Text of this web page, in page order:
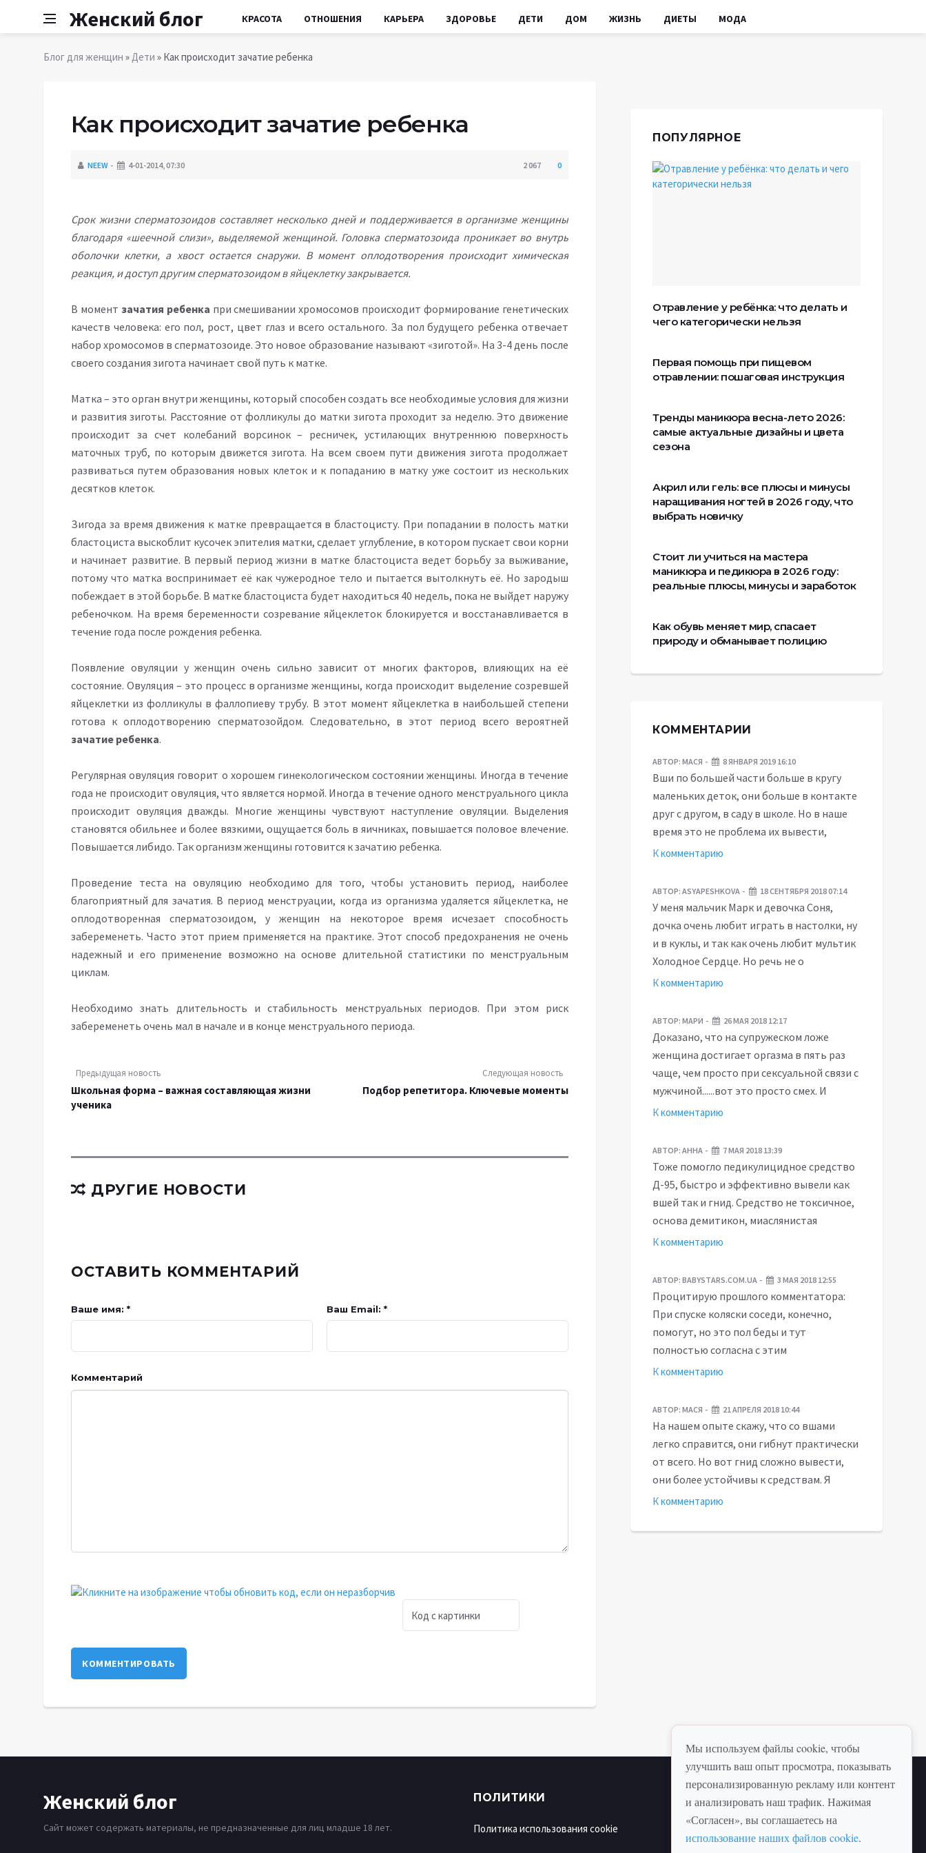
Женский блог КРАСОТА ОТНОШЕНИЯ КАРЬЕРА ЗДОРОВЬЕ ДЕТИ ДОМ ЖИЗНЬ ДИЕТЫ МОДА
Блог для женщин »Дети » Как происходит зачатие ребенка
Как происходит зачатие ребенка
NEEW 4-01-2014, 07:30 2 067 0
Срок жизни сперматозоидов составляет несколько дней и поддерживается в организме женщины
благодаря «шеечной слизи», выделяемой женщиной. Головка сперматозоида проникает во внутрь
оболочки клетки, а хвост остается снаружи. В момент оплодотворения происходит химическая
реакция, и доступ другим сперматозоидом в яйцеклетку закрывается.
В момент зачатия ребенка при смешивании хромосомов происходит формирование генетических
качеств человека: его пол, рост, цвет глаз и всего остального. За пол будущего ребенка отвечает
набор хромосомов в сперматозоиде. Это новое образование называют «зиготой». На 3-4 день после
своего создания зигота начинает свой путь к матке.
Матка – это орган внутри женщины, который способен создать все необходимые условия для жизни
и развития зиготы. Расстояние от фолликулы до матки зигота проходит за неделю. Это движение
происходит за счет колебаний ворсинок – ресничек, устилающих внутреннюю поверхность
маточных труб, по которым движется зигота. На всем своем пути движения зигота продолжает
развиваться путем образования новых клеток и к попаданию в матку уже состоит из нескольких
десятков клеток.
Зигода за время движения к матке превращается в бластоцисту. При попадании в полость матки
бластоциста выскоблит кусочек эпителия матки, сделает углубление, в котором пускает свои корни
и начинает развитие. В первый период жизни в матке бластоциста ведет борьбу за выживание,
потому что матка воспринимает её как чужеродное тело и пытается вытолкнуть её. Но зародыш
побеждает в этой борьбе. В матке бластоциста будет находиться 40 недель, пока не выйдет наружу
ребеночком. На время беременности созревание яйцеклеток блокируется и восстанавливается в
течение года после рождения ребенка.
Появление овуляции у женщин очень сильно зависит от многих факторов, влияющих на её
состояние. Овуляция – это процесс в организме женщины, когда происходит выделение созревшей
яйцеклетки из фолликулы в фаллопиеву трубу. В этот момент яйцеклетка в наибольшей степени
готова к оплодотворению сперматозойдом. Следовательно, в этот период всего вероятней
зачатие ребенка.
Регулярная овуляция говорит о хорошем гинекологическом состоянии женщины. Иногда в течение
года не происходит овуляция, что является нормой. Иногда в течение одного менструального цикла
происходит овуляция дважды. Многие женщины чувствуют наступление овуляции. Выделения
становятся обильнее и более вязкими, ощущается боль в яичниках, повышается половое влечение.
Повышается либидо. Так организм женщины готовится к зачатию ребенка.
Проведение теста на овуляцию необходимо для того, чтобы установить период, наиболее
благоприятный для зачатия. В период менструации, когда из организма удаляется яйцеклетка, не
оплодотворенная сперматозоидом, у женщин на некоторое время исчезает способность
забеременеть. Часто этот прием применяется на практике. Этот способ предохранения не очень
надежный и его применение возможно на основе длительной статистики по менструальным
циклам.
Необходимо знать длительность и стабильность менструальных периодов. При этом риск
забеременеть очень мал в начале и в конце менструального периода.
Предыдущая новость
Школьная форма – важная составляющая жизни
ученика
Следующая новость
Подбор репетитора. Ключевые моменты
ДРУГИЕ НОВОСТИ
ОСТАВИТЬ КОММЕНТАРИЙ
Ваше имя: * Ваш Email: *
Комментарий
КОММЕНТИРОВАТЬ
ПОПУЛЯРНОЕ
Отравление у ребёнка: что делать и
чего категорически нельзя
Первая помощь при пищевом
отравлении: пошаговая инструкция
Тренды маникюра весна-лето 2026:
самые актуальные дизайны и цвета
сезона
Акрил или гель: все плюсы и минусы
наращивания ногтей в 2026 году, что
выбрать новичку
Стоит ли учиться на мастера
маникюра и педикюра в 2026 году:
реальные плюсы, минусы и заработок
Как обувь меняет мир, спасает
природу и обманывает полицию
КОММЕНТАРИИ
АВТОР: МАСЯ 8 ЯНВАРЯ 2019 16:10
Вши по большей части больше в кругу
маленьких деток, они больше в контакте
друг с другом, в саду в школе. Но в наше
время это не проблема их вывести,
К комментарию
АВТОР: ASYAPESHKOVA 18 СЕНТЯБРЯ 2018 07:14
У меня мальчик Марк и девочка Соня,
дочка очень любит играть в настолки, ну
и в куклы, и так как очень любит мультик
Холодное Сердце. Но речь не о
К комментарию
АВТОР: МАРИ 26 МАЯ 2018 12:17
Доказано, что на супружеском ложе
женщина достигает оргазма в пять раз
чаще, чем просто при сексуальной связи с
мужчиной......вот это просто смех. И
К комментарию
АВТОР: АННА 7 МАЯ 2018 13:39
Тоже помогло педикулицидное средство
Д-95, быстро и эффективно вывели как
вшей так и гнид. Средство не токсичное,
основа демитикон, миаслянистая
К комментарию
АВТОР: BABYSTARS.COM.UA 3 МАЯ 2018 12:55
Процитирую прошлого комментатора:
При спуске коляски соседи, конечно,
помогут, но это пол беды и тут
полностью согласна с этим
К комментарию
АВТОР: МАСЯ 21 АПРЕЛЯ 2018 10:44
На нашем опыте скажу, что со вшами
легко справится, они гибнут практически
от всего. Но вот гнид сложно вывести,
они более устойчивы к средствам. Я
К комментарию
Женский блог
Сайт может содержать материалы, не предназначенные для лиц младше 18 лет.
ПОЛИТИКИ
Политика использования cookie
НАВИГАЦИЯ
Главная
Мы используем файлы cookie, чтобы
улучшить ваш опыт просмотра, показывать
персонализированную рекламу или контент
и анализировать наш трафик. Нажимая
«Согласен», вы соглашаетесь на
использование наших файлов cookie.